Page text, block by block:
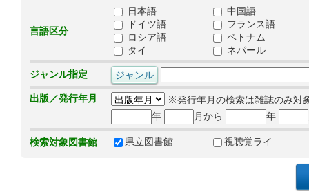
言語区分
日本語
中国語
ドイツ語
フランス語
ロシア語
ベトナム
タイ
ネパール
ジャンル指定
出版／発行年月
※発行年月の検索は雑誌のみ対
年
月から 年
検索対象図書館 県立図書館 視聴覚ライ